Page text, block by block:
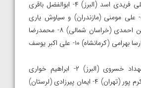
(مازندران) ۳- امیرعلی فریدی اسد (البرز) ۴- ابوالفضل باقری
(خراسان رضوی) ۵- علی مومنی (مازندران) و سیاوش یاری
(ایلام) ۷- امیرحسین احمدی (خراسان شمالی) ۸- محمدرضا
حسینی (البرز) ۹- پارسا بهرامی (کرمانشاه) ۱۰- علی اکبر یوسف
۵۵ کیلوگرم: ۱- شهداد خسروی (البرز) ۲- ابراهیم خواری
(مازندران) ۳- علی کرم پور (تهران) ۴- ایمان پیرزادی (لرستان)